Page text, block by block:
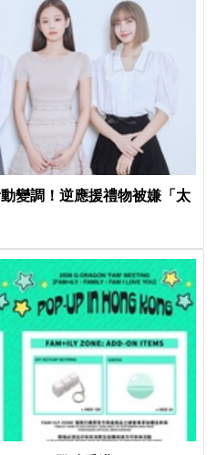
變調！逆應援禮物被嫌「太